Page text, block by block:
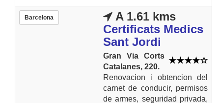
Barcelona
A 1.61 kms
Certificats Medics
Sant Jordi
Gran Via Corts
Catalanes, 220.
Renovacion i obtencion del
carnet de conducir, permisos
de armes, seguridad privada,